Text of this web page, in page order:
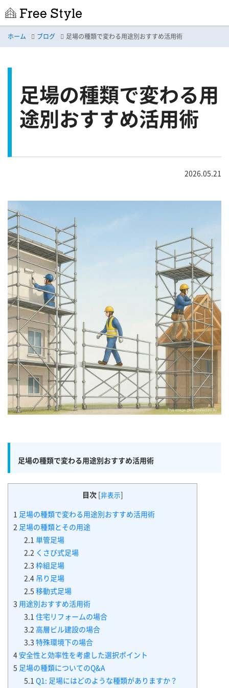
ホーム ブログ 足場の種類で変わる用途別おすすめ活用術
足場の種類で変わる用
途別おすすめ活用術
2026.05.21
足場の種類で変わる用途別おすすめ活用術
目次 非表示
1
足場の種類で変わる用途別おすすめ活用術
2 足場の種類とその用途
2.1 単管足場
2.2 くさび式足場
2.3 枠組足場
2.4 吊り足場
2.5 移動式足場
3 用途別おすすめ活用術
3.1 住宅リフォームの場合
3.2 高層ビル建設の場合
3.3 特殊環境下の場合
4 安全性と効率性を考慮した選択ポイント
5 足場の種類についてのQ&A
5.1 Q1: 足場にはどのような種類がありますか？